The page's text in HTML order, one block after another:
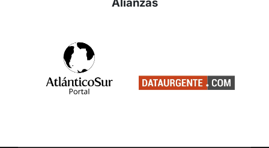
Alianzas